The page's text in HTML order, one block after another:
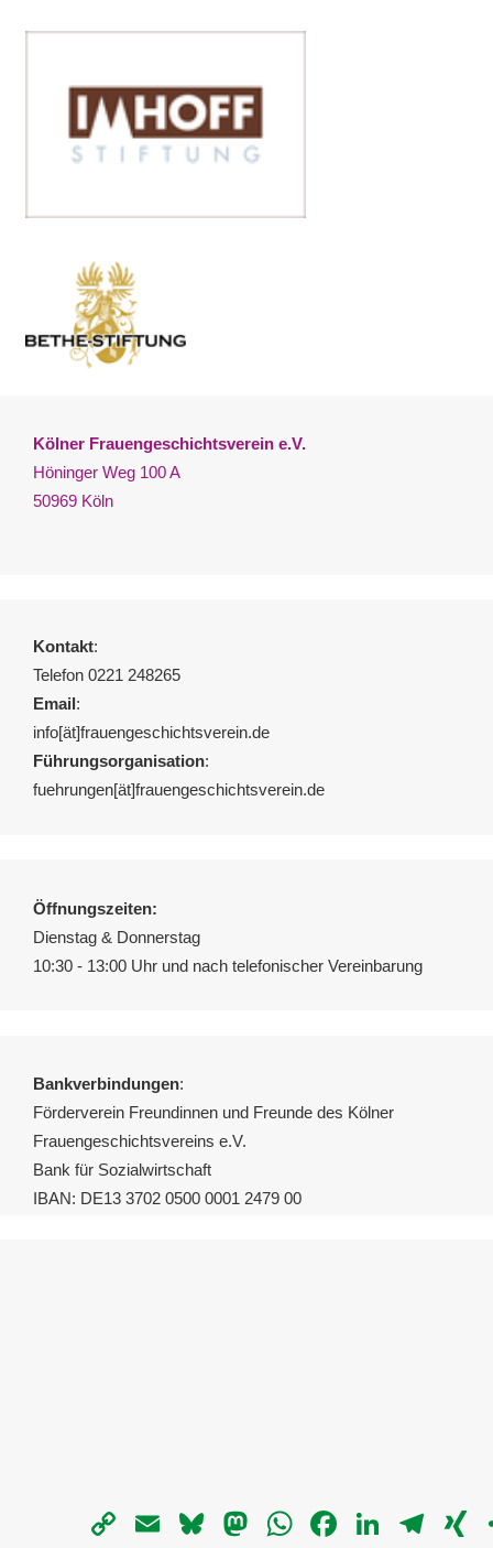
Kölner Frauengeschichtsverein e.V.
Höninger Weg 100 A
50969 Köln
Kontakt:
Telefon 0221 248265
Email:
info[ät]frauengeschichtsverein.de
Führungsorganisation:
fuehrungen[ät]frauengeschichtsverein.de
Öffnungszeiten:
Dienstag & Donnerstag
10:30 - 13:00 Uhr und nach telefonischer Vereinbarung
Bankverbindungen:
Förderverein Freundinnen und Freunde des Kölner
Frauengeschichtsvereins e.V.
Bank für Sozialwirtschaft
IBAN: DE13 3702 0500 0001 2479 00
Copy
Link
Email Bluesky MastodonWhatsAppFacebookLinkedIn